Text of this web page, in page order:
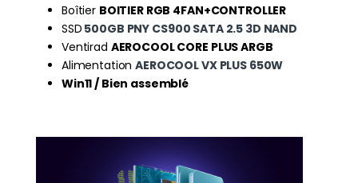
Boîtier BOITIER RGB 4FAN+CONTROLLER
SSD 500GB PNY CS900 SATA 2.5 3D NAND
Ventirad AEROCOOL CORE PLUS ARGB
AlimentationAEROCOOL VX PLUS 650W
Win11 / Bien assemblé